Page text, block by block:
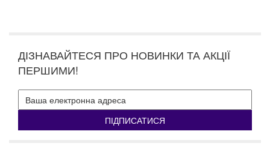
ДІЗНАВАЙТЕСЯ ПРО НОВИНКИ ТА АКЦІЇ
ПЕРШИМИ!
ПІДПИСАТИСЯ